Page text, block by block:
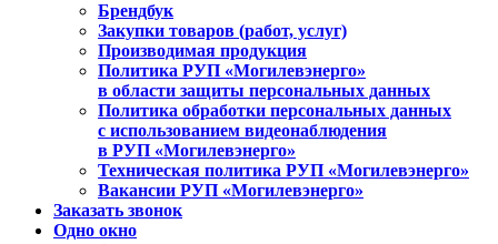
Брендбук
Закупки товаров (работ, услуг)
Производимая продукция
Политика РУП «Могилевэнерго»
в области защиты персональных данных
Политика обработки персональных данных
с использованием видеонаблюдения
в РУП «Могилевэнерго»
Техническая политика РУП «Могилевэнерго»
Вакансии РУП «Могилевэнерго»
Заказать звонок
Одно окно